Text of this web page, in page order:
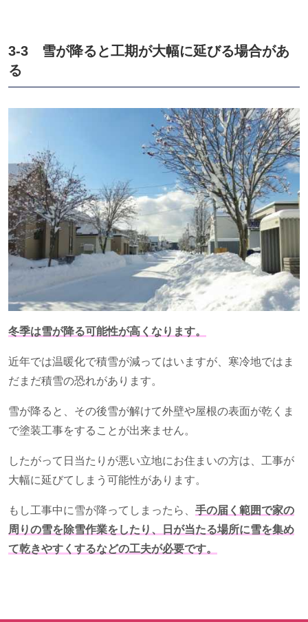
3-3 雪が降ると工期が大幅に延びる場合があ
る
冬季は雪が降る可能性が高くなります。
近年では温暖化で積雪が減ってはいますが、寒冷地ではま
だまだ積雪の恐れがあります。
雪が降ると、その後雪が解けて外壁や屋根の表面が乾くま
で塗装工事をすることが出来ません。
したがって日当たりが悪い立地にお住まいの方は、工事が
大幅に延びてしまう可能性があります。
もし工事中に雪が降ってしまったら、 手の届く範囲で家の
周りの雪を除雪作業をしたり、日が当たる場所に雪を集め
て乾きやすくするなどの工夫が必要です。